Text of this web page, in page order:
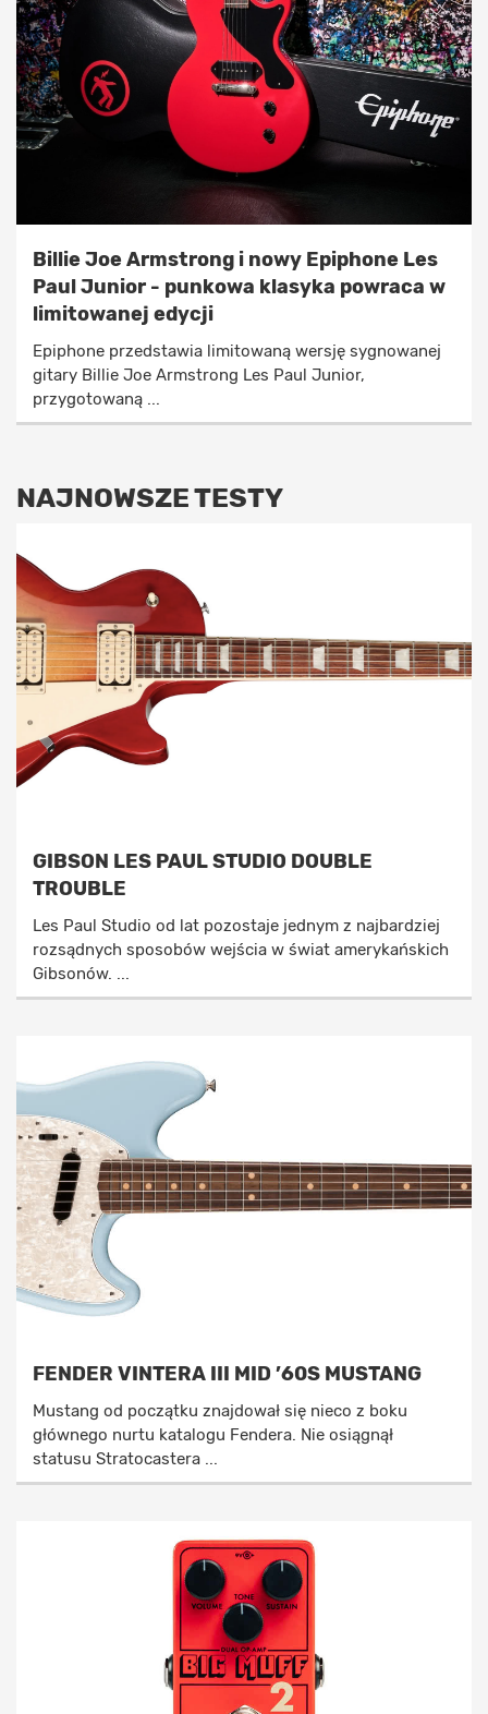
Billie Joe Armstrong i nowy Epiphone Les
Paul Junior - punkowa klasyka powraca w
limitowanej edycji
Epiphone przedstawia limitowaną wersję sygnowanej
gitary Billie Joe Armstrong Les Paul Junior,
przygotowaną ...
NAJNOWSZE TESTY
GIBSON LES PAUL STUDIO DOUBLE
TROUBLE
Les Paul Studio od lat pozostaje jednym z najbardziej
rozsądnych sposobów wejścia w świat amerykańskich
Gibsonów. ...
FENDER VINTERA III MID ’60S MUSTANG
Mustang od początku znajdował się nieco z boku
głównego nurtu katalogu Fendera. Nie osiągnął
statusu Stratocastera ...